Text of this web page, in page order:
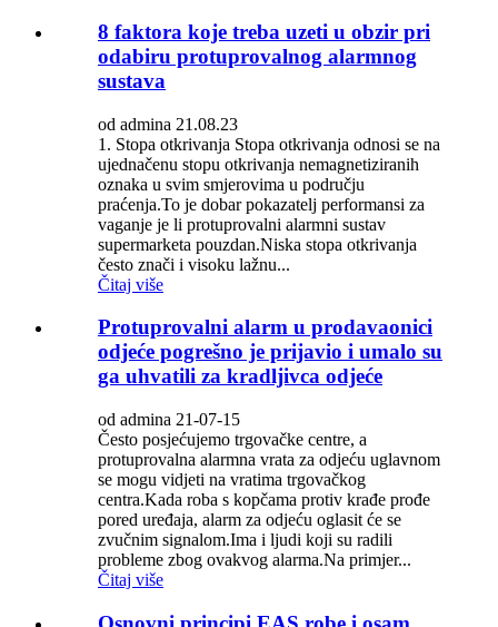
8 faktora koje treba uzeti u obzir pri
odabiru protuprovalnog alarmnog
sustava
od admina 21.08.23
1. Stopa otkrivanja Stopa otkrivanja odnosi se na
ujednačenu stopu otkrivanja nemagnetiziranih
oznaka u svim smjerovima u području
praćenja.To je dobar pokazatelj performansi za
vaganje je li protuprovalni alarmni sustav
supermarketa pouzdan.Niska stopa otkrivanja
često znači i visoku lažnu...
Čitaj više
Protuprovalni alarm u prodavaonici
odjeće pogrešno je prijavio i umalo su
ga uhvatili za kradljivca odjeće
od admina 21-07-15
Često posjećujemo trgovačke centre, a
protuprovalna alarmna vrata za odjeću uglavnom
se mogu vidjeti na vratima trgovačkog
centra.Kada roba s kopčama protiv krađe prođe
pored uređaja, alarm za odjeću oglasit će se
zvučnim signalom.Ima i ljudi koji su radili
probleme zbog ovakvog alarma.Na primjer...
Čitaj više